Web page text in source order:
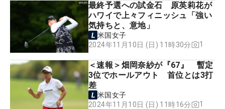
最終予選への試金石 原英莉花が
ハワイで上々フィニッシュ「強い
気持ちと、意地」
米国女子
2024年11月10日 (日) 11時30分
1
＜速報＞畑岡奈紗が『67』 暫定
3位でホールアウト 首位とは3打
差
米国女子
2024年11月10日 (日) 11時16分
1